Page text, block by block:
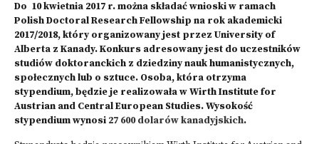
Do 10 kwietnia 2017 r. można składać wnioski w ramach
Polish Doctoral Research Fellowship na rok akademicki
2017/2018, który organizowany jest przez University of
Alberta z Kanady. Konkurs adresowany jest do uczestników
studiów doktoranckich z dziedziny nauk humanistycznych,
społecznych lub o sztuce. Osoba, która otrzyma
stypendium, będzie je realizowała w Wirth Institute for
Austrian and Central European Studies. Wysokość
stypendium wynosi 27 600 dolarów kanadyjskich.